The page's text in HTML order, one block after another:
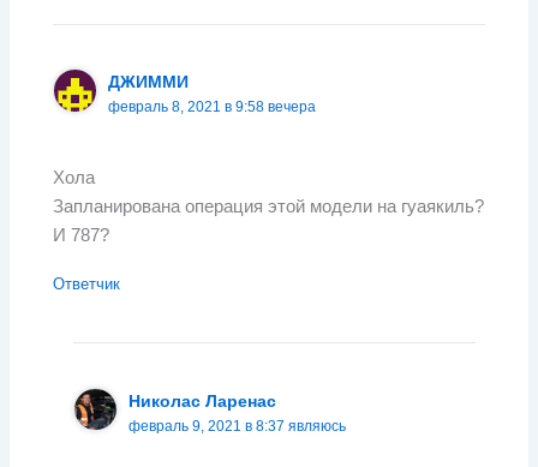
ДЖИММИ
февраль 8, 2021 в 9:58 вечера
Хола
Запланирована операция этой модели на гуаякиль?
И 787?
Ответчик
Николас Ларенас
февраль 9, 2021 в 8:37 являюсь